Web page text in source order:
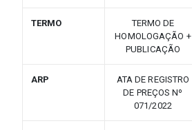
TERMO
TERMO DE
HOMOLOGAÇÃO +
PUBLICAÇÃO
ARP
ATA DE REGISTRO
DE PREÇOS Nº
071/2022